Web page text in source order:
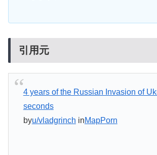
引用元
4 years of the Russian Invasion of
seconds
byu/vladgrinch inMapPorn